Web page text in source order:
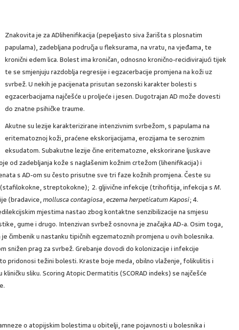
Znakovita je za ADlihenifikacija (pepeljasto siva žarišta s plosnatim
papulama), zadebljana područja u fleksurama, na vratu, na vjeđama, te
kronični edem lica. Bolest ima kroničan, odnosno kronično-recidivirajući tijek
te se smjenjuju razdoblja regresije i egzacerbacije promjena na koži uz
svrbež. U nekih je pacijenata prisutan sezonski karakter bolesti s
egzacerbacijama najčešće u proljeće i jesen. Dugotrajan AD može dovesti
do znatne psihičke traume.
Akutne su lezije karakterizirane intenzivnim svrbežom, s papulama na
eritematoznoj koži, praćene ekskorijacijama, erozijama te seroznim
eksudatom. Subakutne lezije čine eritematozne, ekskorirane ljuskave
od zadebljanja kože s naglašenim kožnim crtežom (lihenifikacija) i
s AD-om su često prisutne sve tri faze kožnih promjena. Česte su
streptokokne); 2. gljivične infekcije (trihofitija, infekcija s M.
(bradavice,mollusca contagiosa,eczema herpeticatum Kaposi; 4.
mjestima nastao zbog kontaktne senzibilizacije na smjesu
gume i drugo. Intenzivan svrbež osnovna je značajka AD-a. Osim toga,
čimbenik u nastanku tipičnih egzematoznih promjena u ovih bolesnika.
snižen prag za svrbež. Grebanje dovodi do kolonizacije i infekcije
pridonosi težini bolesti. Kraste boje meda, obilno vlaženje, folikulitis i
sliku. Scoring Atopic Dermatitis (SCORAD indeks) se najčešće
o atopijskim bolestima u obitelji, rane pojavnosti u bolesnika i